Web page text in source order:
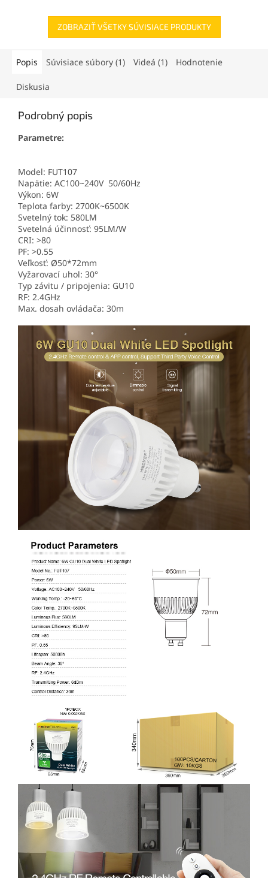
ZOBRAZIŤ VŠETKY SÚVISIACE PRODUKTY
Popis Súvisiace súbory (1) Videá (1) Hodnotenie
Diskusia
Podrobný popis
Parametre:
Model: FUT107
Napätie: AC100~240V 50/60Hz
Výkon: 6W
Teplota farby: 2700K~6500K
Svetelný tok: 580LM
Svetelná účinnosť: 95LM/W
CRI: >80
PF: >0.55
Veľkosť: Ø50*72mm
Vyžarovací uhol: 30°
Typ závitu / pripojenia: GU10
RF: 2.4GHz
Max. dosah ovládača: 30m